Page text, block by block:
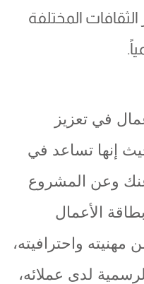
المختلفة
في تعزيز
إنها تساعد في
وعن المشروع
الأعمال
واحترافيته،
لدى عملائه،